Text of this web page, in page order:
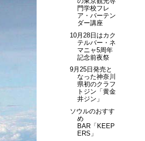
門学校フレ
ア・バーテン
ダー講座
10月28日はカク
テルバー・ネ
マニャ5周年
記念前夜祭
9月25日発売と
なった神奈川
県初のクラフ
トジン「黄金
井ジン」
ソウルのおすす
め
BAR「KEEP
ERS」